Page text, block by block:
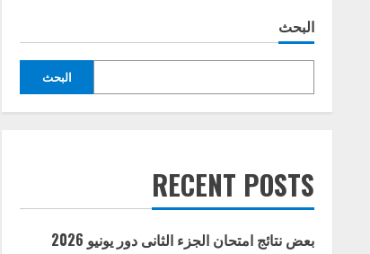
البحث
البحث
RECENT POSTS
بعض نتائج امتحان الجزء الثانى دور يونيو 2026